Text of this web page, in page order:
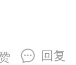
回复